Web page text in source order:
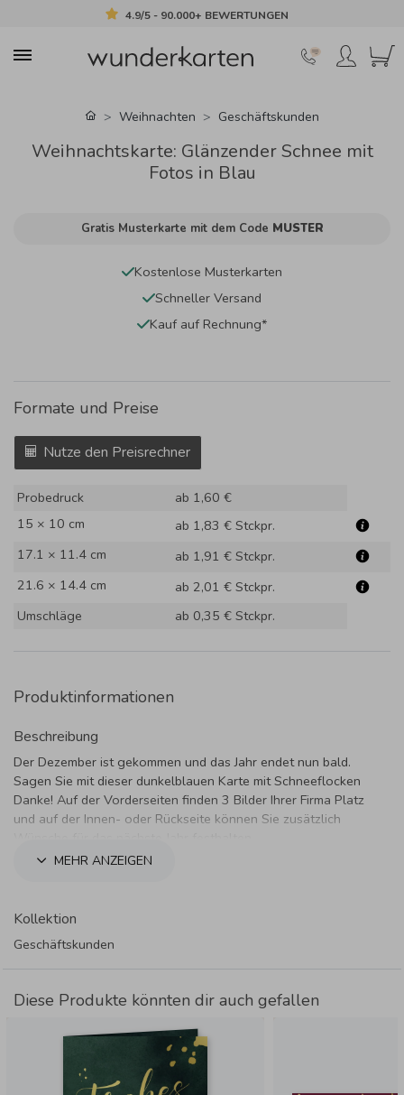
4.9/5 - 90.000+ BEWERTUNGEN
Weihnachten Geschäftskunden
Weihnachtskarte: Glänzender Schnee mit
Fotos in Blau
Gratis Musterkarte mit dem Code MUSTER
Kostenlose Musterkarten
Schneller Versand
Kauf auf Rechnung*
Formate und Preise
Nutze den Preisrechner
Probedruck
ab 1,60 €
15 × 10 cm
ab 1,83 € Stckpr.
17.1 × 11.4 cm
ab 1,91 € Stckpr.
21.6 × 14.4 cm
ab 2,01 € Stckpr.
Umschläge
ab 0,35 € Stckpr.
Produktinformationen
Beschreibung
Der Dezember ist gekommen und das Jahr endet nun bald.
Sagen Sie mit dieser dunkelblauen Karte mit Schneeflocken
Danke! Auf der Vorderseiten finden 3 Bilder Ihrer Firma Platz
und auf der Innen- oder Rückseite können Sie zusätzlich
MEHR ANZEIGEN
Kollektion
Geschäftskunden
Diese Produkte könnten dir auch gefallen